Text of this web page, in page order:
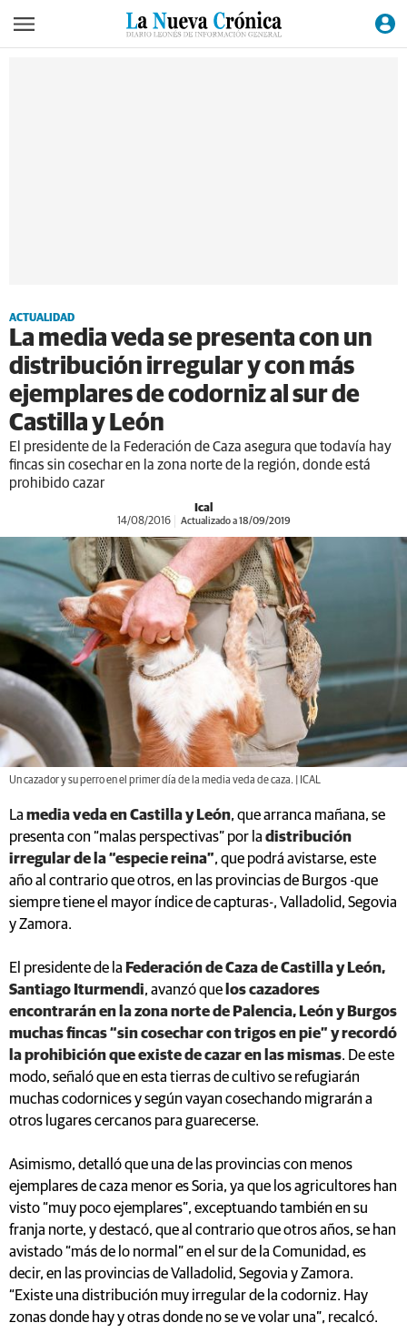
ACTUALIDAD
La media veda se presenta con un
distribución irregular y con más
ejemplares de codorniz al sur de
Castilla y León
El presidente de la Federación de Caza asegura que todavía hay
fincas sin cosechar en la zona norte de la región, donde está
prohibido cazar
Ical
14/08/2016 Actualizado a 18/09/2019
Un cazador y su perro en el primer día de la media veda de caza. | ICAL
La media veda en Castilla y León, que arranca mañana, se
presenta con “malas perspectivas” por la distribución
irregular de la “especie reina”, que podrá avistarse, este
año al contrario que otros, en las provincias de Burgos -que
siempre tiene el mayor índice de capturas-, Valladolid, Segovia
y Zamora.
El presidente de la Federación de Caza de Castilla y León,
Santiago Iturmendi, avanzó que los cazadores
encontrarán en la zona norte de Palencia, León y Burgos
muchas fincas “sin cosechar con trigos en pie” y recordó
la prohibición que existe de cazar en las mismas. De este
modo, señaló que en esta tierras de cultivo se refugiarán
muchas codornices y según vayan cosechando migrarán a
otros lugares cercanos para guarecerse.
Asimismo, detalló que una de las provincias con menos
ejemplares de caza menor es Soria, ya que los agricultores han
visto “muy poco ejemplares”, exceptuando también en su
franja norte, y destacó, que al contrario que otros años, se han
avistado “más de lo normal” en el sur de la Comunidad, es
decir, en las provincias de Valladolid, Segovia y Zamora.
“Existe una distribución muy irregular de la codorniz. Hay
zonas donde hay y otras donde no se ve volar una”, recalcó.